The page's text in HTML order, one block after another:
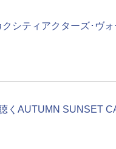
シティアクターズ･ヴ
くAUTUMN SUNSET